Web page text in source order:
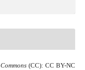
(CC): CC BY-NC